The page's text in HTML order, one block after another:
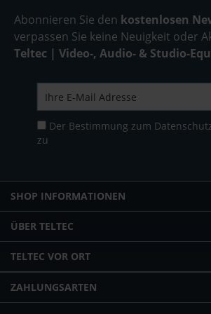
Abonnieren Sie den kostenlosen
verpassen Sie keine Neuigkeit oder
Teltec | Video-, Audio- & Studio-
Der Bestimmung zum
zu
SHOP INFORMATIONEN
ÜBER TELTEC
TELTEC VOR ORT
ZAHLUNGSARTEN